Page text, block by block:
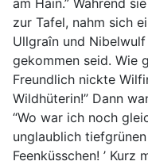
am Hain.” Während
zur Tafel, nahm sich
Ullgraîn und
gekommen seid. Wie
Freundlich nickte
Wildhüterin!” Dann
“Wo war ich noch
unglaublich
Feenküsschen! ’ Kurz